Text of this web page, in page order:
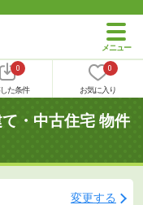
0
た条件
0
お気に入り
・中古住宅 物件
変更する